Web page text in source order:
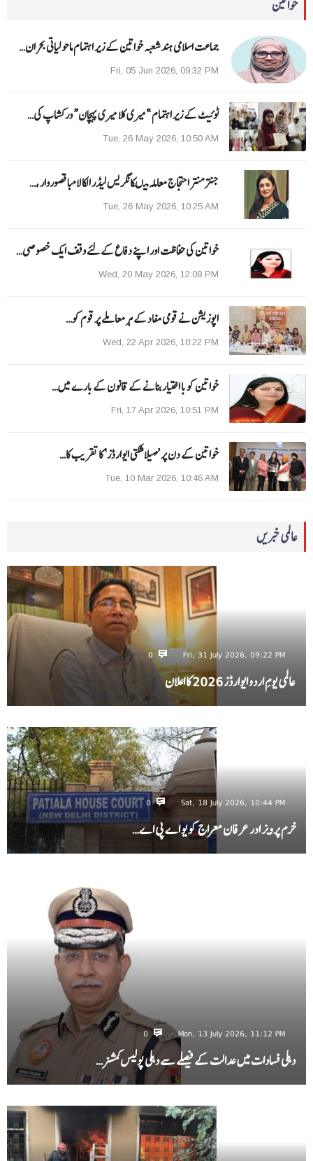
خواتین
جماعت اسلامی ہند شعبہ خواتین کے زیر اہتمام ماحولیاتی بحران…
Fri, 05 Jun 2026, 09:32 PM
ٹوئیٹ کے زیر اہتمام ”میری کلا میری پہچان“ ورکشاپ کی…
Tue, 26 May 2026, 10:50 AM
جنتر منتر احتجاج معاملہ میںکانگریس لیڈر الکا لامبا قصوروار ،…
Tue, 26 May 2026, 10:25 AM
خواتین کی حفاظت اور اپنے دفاع کےلئے وقف ایک خصوصی…
Wed, 20 May 2026, 12:08 PM
اپوزیشن نے قومی مفاد کے ہر معاملے پر قوم کو…
Wed, 22 Apr 2026, 10:22 PM
خواتین کو با اختیار بنانے کے قانون کے بارے میں…
Fri, 17 Apr 2026, 10:51 PM
خواتین کے دن پر ’مہیلا شکتی ایوارڈز‘ کا تقریب کا…
Tue, 10 Mar 2026, 10:46 AM
عالمی خبریں
Fri, 31 July 2026, 09:22 PM
0
عالمی یومِ اردو ایوارڈز 2026 کا اعلان
Sat, 18 July 2026, 10:44 PM
0
خرم پرویز اور عرفان معراج کو یو اے پی اے…
Mon, 13 July 2026, 11:12 PM
0
دہلی فسادات میں عدالت کے فیصلے سے دہلی پولیس کمشنر…